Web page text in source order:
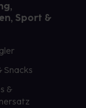
Sport &
Snacks
&